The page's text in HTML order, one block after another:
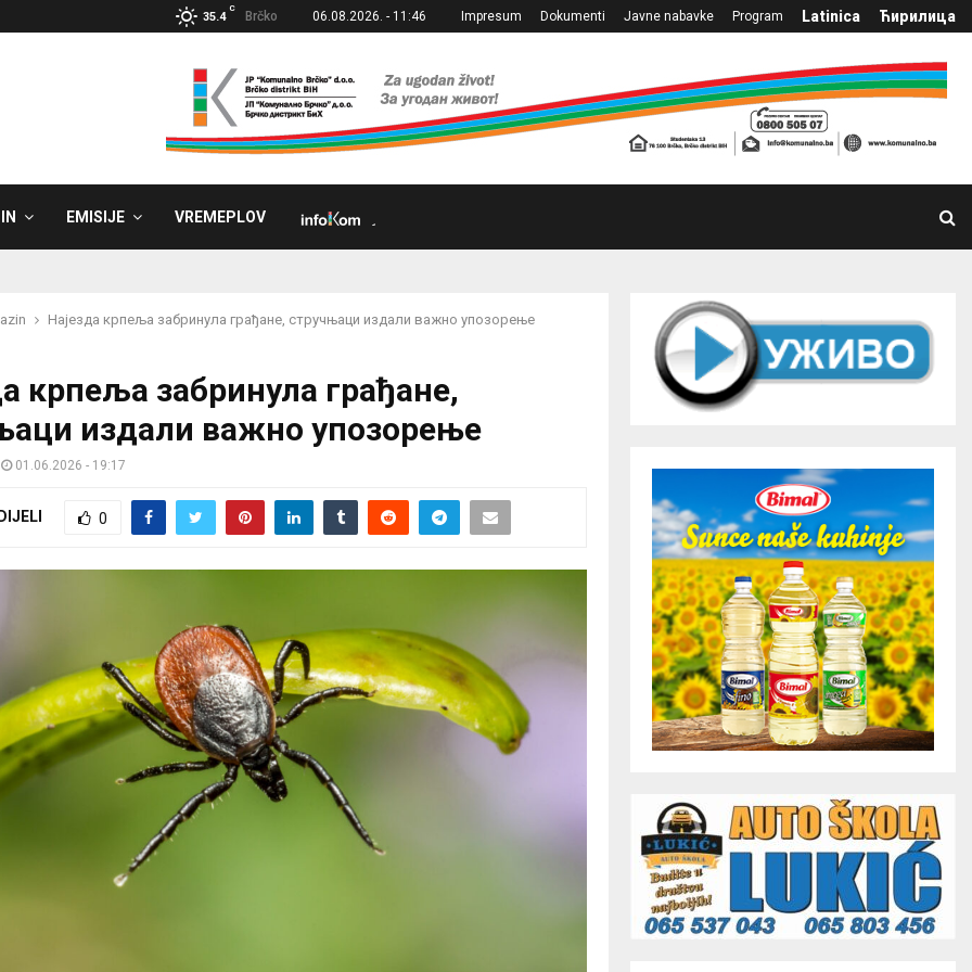
35.4
C
Brčko 06.08.2026. - 11:46 Impresum Dokumenti Javne nabavke Program Latinica Ћирилица
EMISIJE VREMEPLOV
Најезда крпеља забринула грађане, стручњаци издали важно упозорење
крпеља забринула грађане,
издали важно упозорење
01.06.2026 - 19:17
0